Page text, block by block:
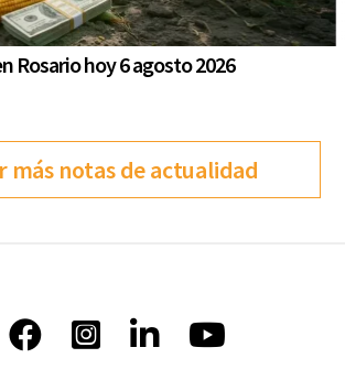
Rosario hoy 6 agosto 2026
más notas de actualidad